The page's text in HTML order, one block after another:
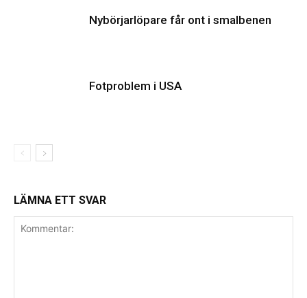
Nybörjarlöpare får ont i smalbenen
Fotproblem i USA
LÄMNA ETT SVAR